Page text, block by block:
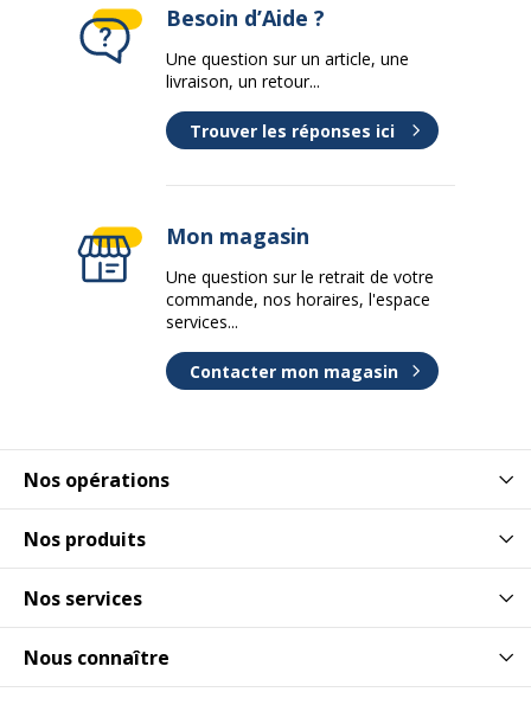
Nos opérations
Nos produits
Nos services
Nous connaître
Besoin d’Aide ?
Une question sur un article, une
livraison, un retour...
Trouver les réponses ici
Mon magasin
Une question sur le retrait de votre
commande, nos horaires, l'espace
services...
Contacter mon magasin